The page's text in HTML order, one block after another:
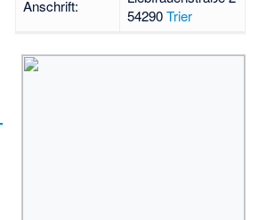
Anschrift:
54290Trier